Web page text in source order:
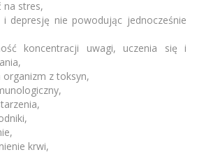
stres,
nie powodując jednocześnie
koncentracji uwagi, uczenia się i
z toksyn,
krwi,